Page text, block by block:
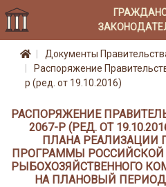
Документы
Распоряжение
р (ред. от 19.10.2016)
РАСПОРЯЖЕНИЕ
2067-Р (РЕД. ОТ
ПЛАНА РЕАЛИЗАЦИИ
ПРОГРАММЫ РОССИЙСКОЙ
РЫБОХОЗЯЙСТВЕННОГО
НА ПЛАНОВЫЙ ПЕРИОД